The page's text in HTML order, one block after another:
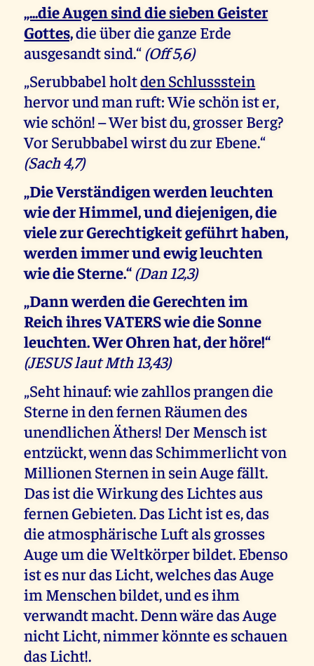
„...die Augen sind die sieben Geister
Gottes,die über die ganze Erde
ausgesandt sind.“(Off 5,6)
„Serubbabel holtden Schlussstein
hervor und man ruft: Wie schön ist er,
wie schön! – Wer bist du, grosser Berg?
Vor Serubbabel wirst du zur Ebene.“
(Sach 4,7)
„Die Verständigen werden leuchten
wie der Himmel, und diejenigen, die
viele zur Gerechtigkeit geführt haben,
werden immer und ewig leuchten
wie die Sterne.“(Dan 12,3)
„Dann werden die Gerechten im
Reich ihres VATERS wie die Sonne
leuchten. Wer Ohren hat, der höre!“
(JESUS laut Mth 13,43)
„Seht hinauf: wie zahllos prangen die
Sterne in den fernen Räumen des
unendlichen Äthers! Der Mensch ist
entzückt, wenn das Schimmerlicht von
Millionen Sternen in sein Auge fällt.
Das ist die Wirkung des Lichtes aus
fernen Gebieten. Das Licht ist es, das
die atmosphärische Luft als grosses
Auge um die Weltkörper bildet. Ebenso
ist es nur das Licht, welches das Auge
im Menschen bildet, und es ihm
verwandt macht. Denn wäre das Auge
nicht Licht, nimmer könnte es schauen
das Licht!.